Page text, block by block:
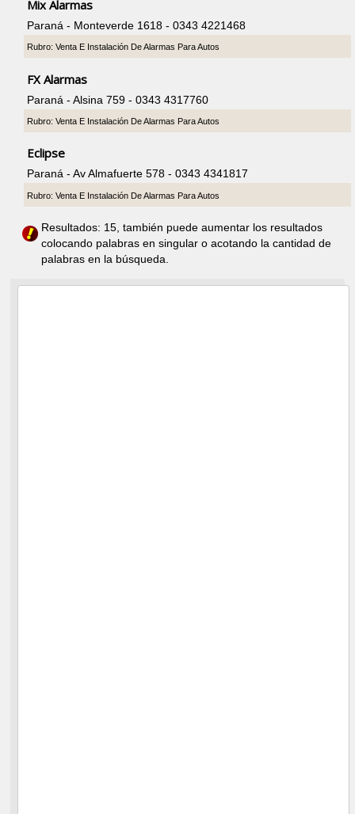
Mix Alarmas
Paraná - Monteverde 1618 - 0343 4221468
Rubro: Venta E Instalación De Alarmas Para Autos
FX Alarmas
Paraná - Alsina 759 - 0343 4317760
Rubro: Venta E Instalación De Alarmas Para Autos
Eclipse
Paraná - Av Almafuerte 578 - 0343 4341817
Rubro: Venta E Instalación De Alarmas Para Autos
Resultados: 15, también puede aumentar los resultados
colocando palabras en singular o acotando la cantidad de
palabras en la búsqueda.